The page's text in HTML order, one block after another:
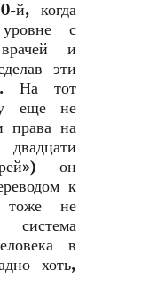
й, когда
с
и
эти
На тот
еще не
права на
он
к
тоже не
в
хоть,